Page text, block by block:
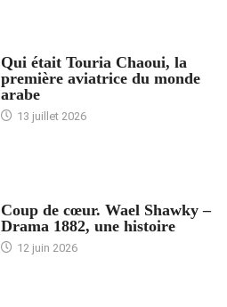
Qui était Touria Chaoui, la
première aviatrice du monde
arabe
13 juillet 2026
Coup de cœur. Wael Shawky –
Drama 1882, une histoire
12 juin 2026